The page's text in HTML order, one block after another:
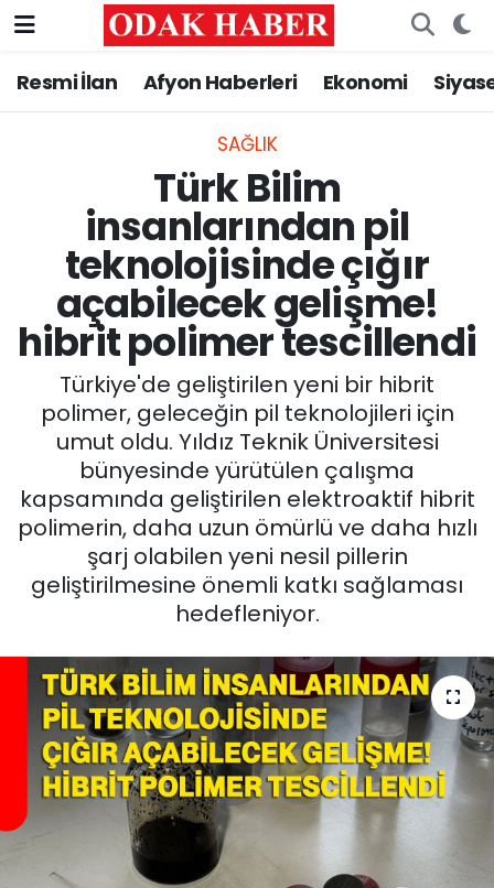
Resmi İlan Afyon Haberleri Ekonomi
SAĞLIK
Türk Bilim
insanlarından pil
teknolojisinde çığır
açabilecek gelişme!
hibrit polimer tescillendi
Türkiye'de geliştirilen yeni bir hibrit
polimer, geleceğin pil teknolojileri için
umut oldu. Yıldız Teknik Üniversitesi
bünyesinde yürütülen çalışma
kapsamında geliştirilen elektroaktif hibrit
polimerin, daha uzun ömürlü ve daha hızlı
şarj olabilen yeni nesil pillerin
geliştirilmesine önemli katkı sağlaması
hedefleniyor.
AFYONKARAHİSAR HABERLERİ
GÜNCEL
SİYASET
EĞİTİM
MAGAZİN
SAĞLIK
SPOR
11:11 MANŞET
Nöbetçi Eczaneler
Trafik Durumu
Süper Lig Puan Durumu ve Fikstür
Tüm Manşetler
Son Dakika Haberleri
Haber Arşivi